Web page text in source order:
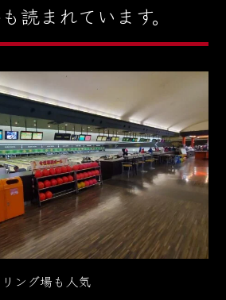
読まれています。
ング場も人気